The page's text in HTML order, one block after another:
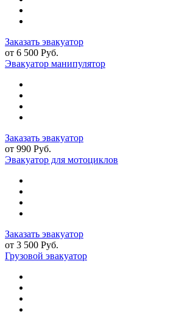
Заказать эвакуатор
от 6 500 Руб.
Эвакуатор манипулятор
Заказать эвакуатор
от 990 Руб.
Эвакуатор для мотоциклов
Заказать эвакуатор
от 3 500 Руб.
Грузовой эвакуатор